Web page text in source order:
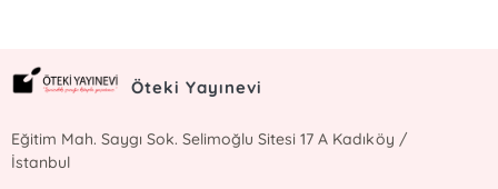
Öteki Yayınevi
Eğitim Mah. Saygı Sok. Selimoğlu Sitesi 17 A Kadıköy /
İstanbul